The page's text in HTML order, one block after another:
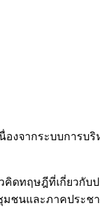
งจากระบบการ
ดทฤษฎีที่เกี่ยวกั
ชนและภาคประ